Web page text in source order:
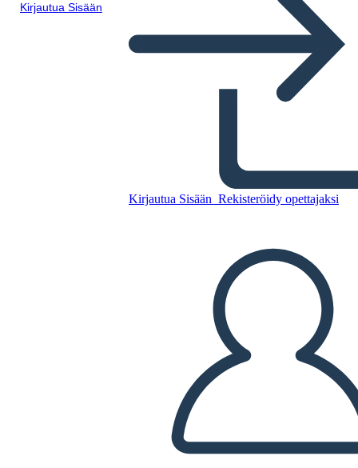
Kirjautua Sisään
Kirjautua Sisään Rekisteröidy opettajaksi
Kopioi tämä kuvakäsikirjoitus
LUO KUVAKÄSIKIRJOITUS
LUE MINULLE